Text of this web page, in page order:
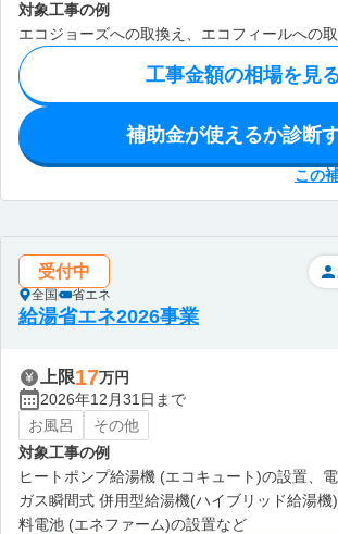
対象工事の例
エコジョーズへの取換え、エコフィールへの
工事金額の相場を見
補助金が使えるか診断
この
受付中
全国 省エネ
給湯省エネ2026事業
上限17万円
2026年12月31日まで
お風呂
その他
対象工事の例
ヒートポンプ給湯機 (エコキュート)の設置、
ガス瞬間式 併用型給湯機(ハイブリッド給湯
料電池 (エネファーム)の設置など